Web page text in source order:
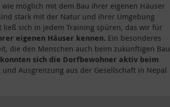
möglich mit dem Bau ihrer eigenen Häuser
stark mit der Natur und ihrer Umgebung
sich in jedem Training spüren, das wir für
eigenen Häuser kennen. Ein besonderes
die den Menschen auch beim zukünftigen Bau
sich die Dorfbewohner aktiv beim
Ausgrenzung aus der Gesellschaft in Nepal